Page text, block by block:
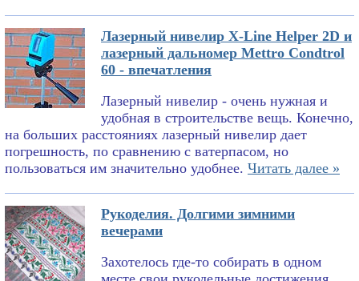
Лазерный нивелир X-Line Helper 2D и
лазерный дальномер Mettro Condtrol
60 - впечатления
Лазерный нивелир - очень нужная и
удобная в строительстве вещь. Конечно,
на больших расстояниях лазерный нивелир дает
погрешность, по сравнению с ватерпасом, но
пользоваться им значительно удобнее. Читать далее »
Рукоделия. Долгими зимними
вечерами
Захотелось где-то собирать в одном